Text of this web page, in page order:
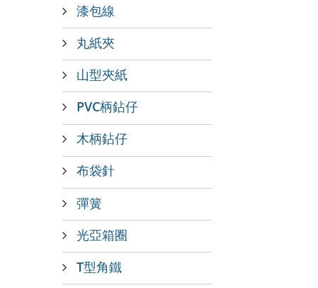
漆包線
丸紙夾
山型夾紙
PVC柄鉆仔
木柄鉆仔
布袋針
彈簧
光亞箱圈
T型角鐵